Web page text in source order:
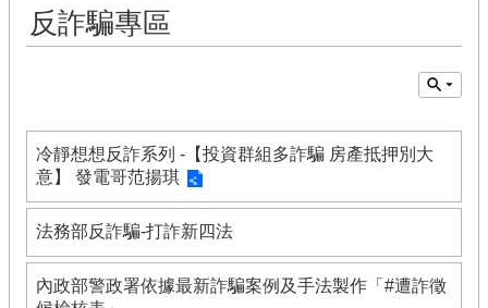
反詐騙專區
冷靜想想反詐系列 -【投資群組多詐騙 房產抵押別大
意】 發電哥范揚琪
法務部反詐騙-打詐新四法
內政部警政署依據最新詐騙案例及手法製作「#遭詐徵